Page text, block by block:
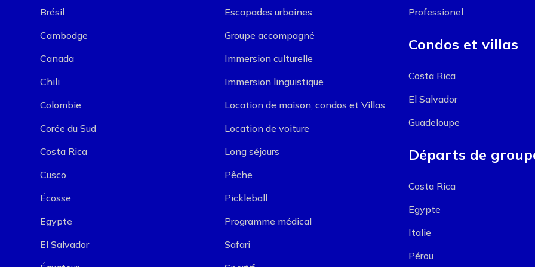
Brésil
Cambodge
Canada
Chili
Colombie
Corée du Sud
Costa Rica
Cusco
Écosse
Egypte
El Salvador
Escapades urbaines
Groupe accompagné
Immersion culturelle
Immersion linguistique
Location de maison, condos et Villas
Location de voiture
Long séjours
Pêche
Pickleball
Programme médical
Safari
Professionel
Condos et villas
Costa Rica
El Salvador
Guadeloupe
Départs de
Costa Rica
Egypte
Italie
Pérou